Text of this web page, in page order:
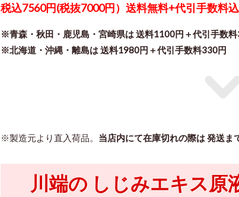
税込7560円(税抜7000円）送料無料+代引手数料込
※青森・秋田・鹿児島・宮崎県は 送料1100円＋代引手数
※北海道・沖縄・離島は 送料1980円＋代引手数料330円
※製造元より直入荷品。 当店内にて在庫切れの際は 発送ま
川端の しじみ